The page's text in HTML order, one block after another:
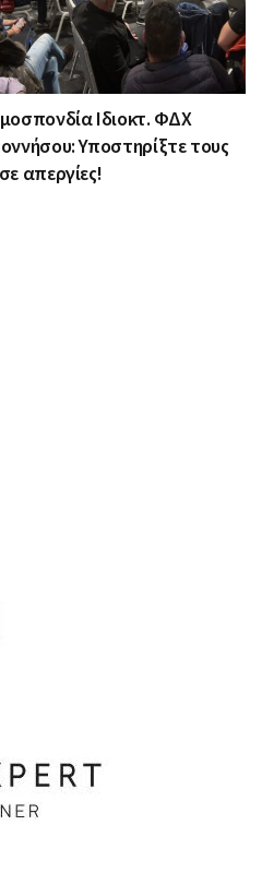
Ιδιοκτ. ΦΔΧ
Υποστηρίξτε τους
απεργίες!